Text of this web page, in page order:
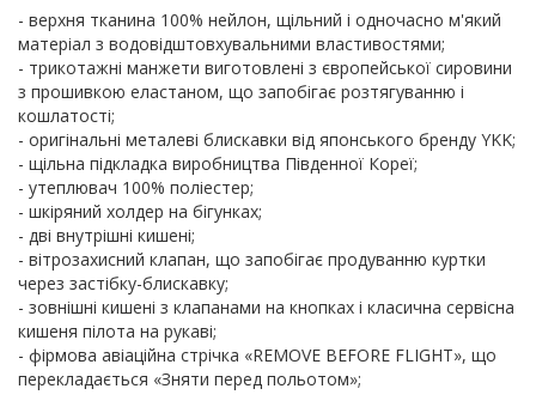
- верхня тканина 100% нейлон, щільний і одночасно м'який
матеріал з водовідштовхувальними властивостями;
- трикотажні манжети виготовлені з європейської сировини
з прошивкою еластаном, що запобігає розтягуванню і
кошлатості;
- оригінальні металеві блискавки від японського бренду YKK;
- щільна підкладка виробництва Південної Кореї;
- утеплювач 100% поліестер;
- шкіряний холдер на бігунках;
- дві внутрішні кишені;
- вітрозахисний клапан, що запобігає продуванню куртки
через застібку-блискавку;
- зовнішні кишені з клапанами на кнопках і класична сервісна
кишеня пілота на рукаві;
- фірмова авіаційна стрічка «REMOVE BEFORE FLIGHT», що
перекладається «Зняти перед польотом»;